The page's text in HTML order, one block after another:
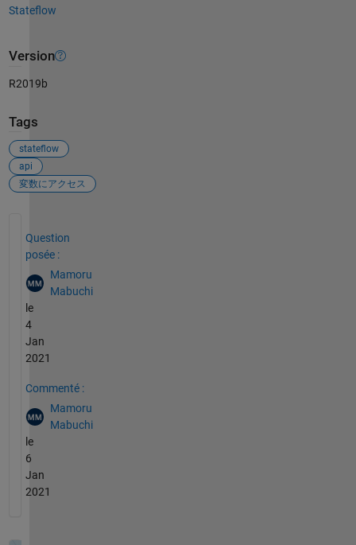
Stateflow
Version
R2019b
Tags
stateflow
api
変数にアクセス
Question
posée :
Mamoru
Mabuchi
le
4
Jan
2021
Commenté :
Mamoru
Mabuchi
le
6
Jan
2021